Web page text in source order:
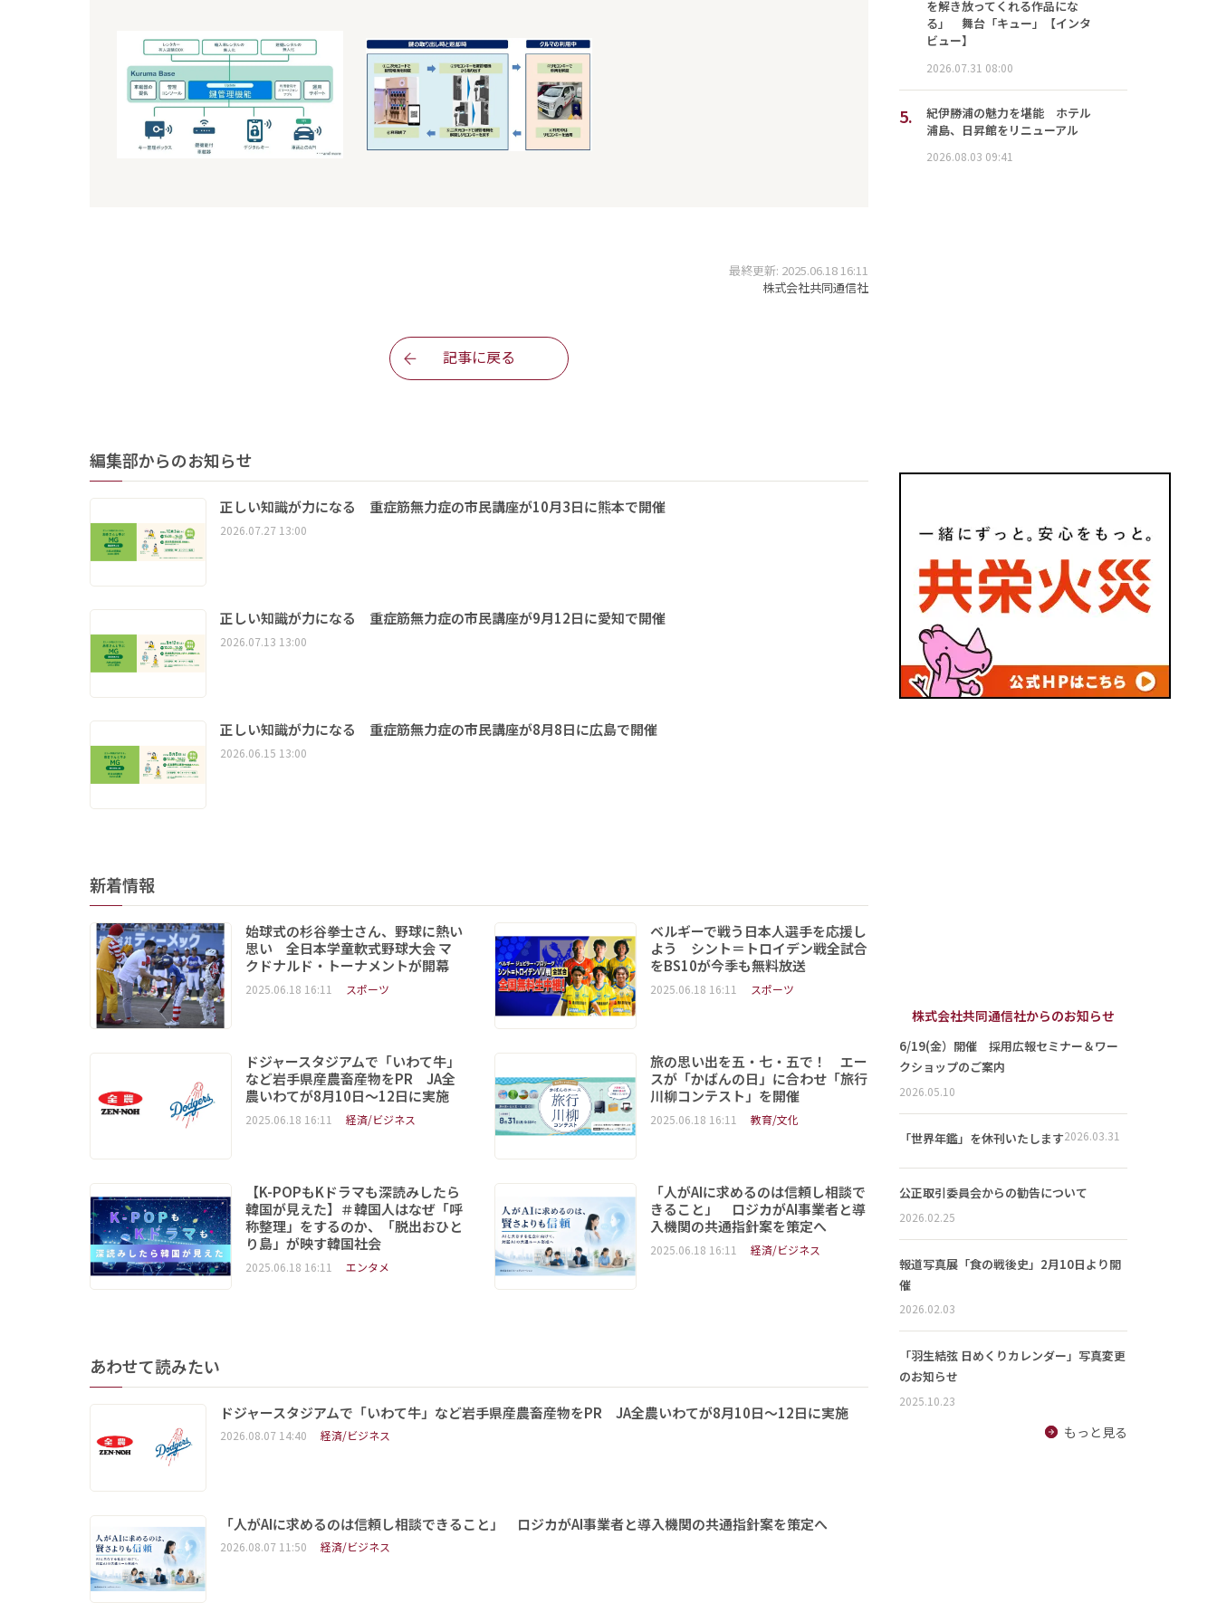
最終更新: 2025.06.18 16:11
株式会社共同通信社
記事に戻る
編集部からのお知らせ
正しい知識が力になる 重症筋無力症の市民講座が10月3日に熊本で開催
2026.07.27 13:00
正しい知識が力になる 重症筋無力症の市民講座が9月12日に愛知で開催
2026.07.13 13:00
正しい知識が力になる 重症筋無力症の市民講座が8月8日に広島で開催
2026.06.15 13:00
新着情報
始球式の杉谷拳士さん、野球に熱い
思い 全日本学童軟式野球大会 マ
クドナルド・トーナメントが開幕
2025.06.18 16:11 スポーツ
ベルギーで戦う日本人選手を応援し
よう シント＝トロイデン戦全試合
をBS10が今季も無料放送
2025.06.18 16:11 スポーツ
ドジャースタジアムで「いわて牛」
など岩手県産農畜産物をPR JA全
農いわてが8月10日～12日に実施
2025.06.18 16:11 経済/ビジネス
旅の思い出を五・七・五で！ エー
スが「かばんの日」に合わせ「旅行
川柳コンテスト」を開催
2025.06.18 16:11 教育/文化
【K-POPもKドラマも深読みしたら
韓国が見えた】＃韓国人はなぜ「呼
称整理」をするのか、「脱出おひと
り島」が映す韓国社会
2025.06.18 16:11 エンタメ
「人がAIに求めるのは信頼し相談で
きること」 ロジカがAI事業者と導
入機関の共通指針案を策定へ
2025.06.18 16:11 経済/ビジネス
あわせて読みたい
ドジャースタジアムで「いわて牛」など岩手県産農畜産物をPR JA全農いわてが8月10日～12日に実施
2026.08.07 14:40 経済/ビジネス
「人がAIに求めるのは信頼し相談できること」 ロジカがAI事業者と導入機関の共通指針案を策定へ
2026.08.07 11:50 経済/ビジネス
を解き放ってくれる作品にな
る」 舞台「キュー」【インタ
ビュー】
2026.07.31 08:00
5.
紀伊勝浦の魅力を堪能 ホテル
浦島、日昇館をリニューアル
2026.08.03 09:41
株式会社共同通信社からのお知らせ
6/19(金）開催 採用広報セミナー＆ワー
クショップのご案内
2026.05.10
「世界年鑑」を休刊いたします2026.03.31
公正取引委員会からの勧告について
2026.02.25
報道写真展「食の戦後史」2月10日より開
催
2026.02.03
「羽生結弦 日めくりカレンダー」写真変更
のお知らせ
2025.10.23
もっと見る